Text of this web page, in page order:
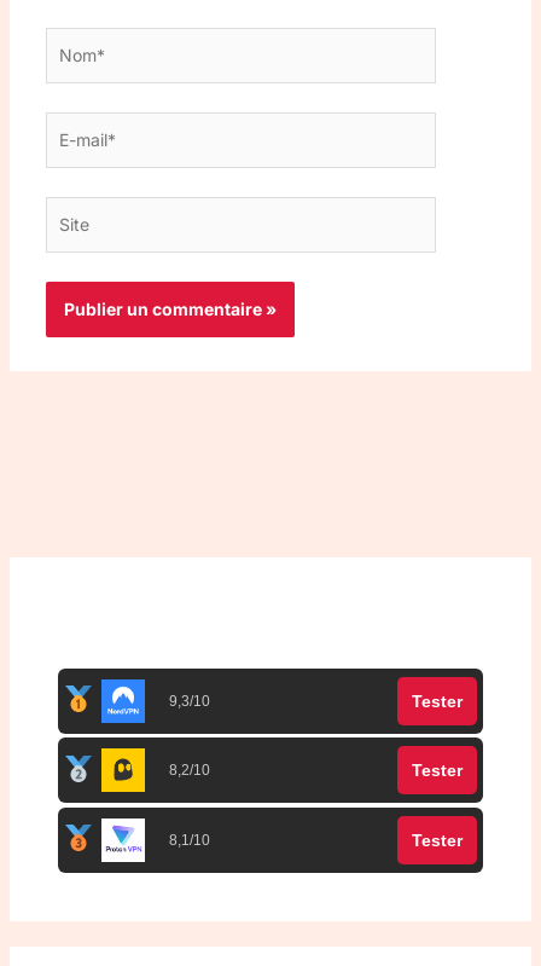
mail*
9,3/10 Tester
8,2/10 Tester
8,1/10 Tester